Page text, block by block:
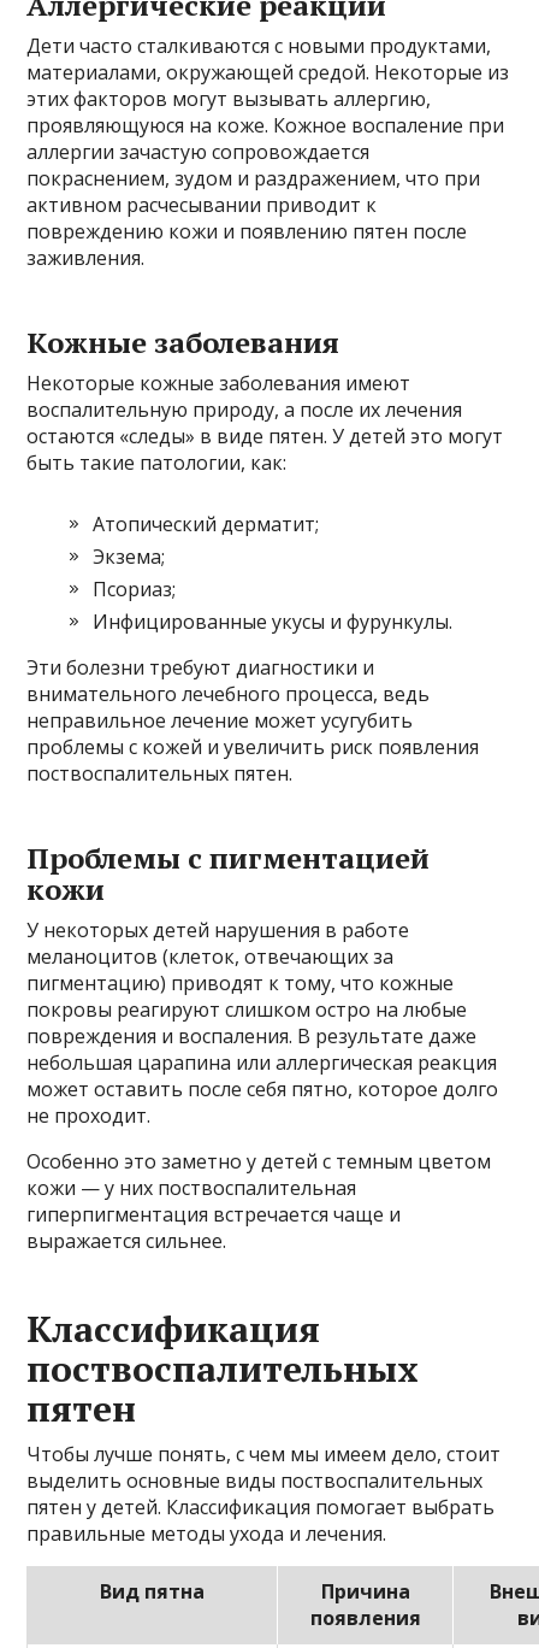
Дети часто сталкиваются с новыми продуктами,
материалами, окружающей средой. Некоторые из
этих факторов могут вызывать аллергию,
проявляющуюся на коже. Кожное воспаление при
аллергии зачастую сопровождается
покраснением, зудом и раздражением, что при
активном расчесывании приводит к
повреждению кожи и появлению пятен после
заживления.
Кожные заболевания
Некоторые кожные заболевания имеют
воспалительную природу, а после их лечения
остаются «следы» в виде пятен. У детей это могут
быть такие патологии, как:
Атопический дерматит;
Экзема;
Псориаз;
Инфицированные укусы и фурункулы.
Эти болезни требуют диагностики и
внимательного лечебного процесса, ведь
неправильное лечение может усугубить
проблемы с кожей и увеличить риск появления
поствоспалительных пятен.
Проблемы с пигментацией
кожи
У некоторых детей нарушения в работе
меланоцитов (клеток, отвечающих за
пигментацию) приводят к тому, что кожные
покровы реагируют слишком остро на любые
повреждения и воспаления. В результате даже
небольшая царапина или аллергическая реакция
может оставить после себя пятно, которое долго
не проходит.
Особенно это заметно у детей с темным цветом
кожи — у них поствоспалительная
гиперпигментация встречается чаще и
выражается сильнее.
Классификация
поствоспалительных
пятен
Чтобы лучше понять, с чем мы имеем дело, стоит
выделить основные виды поствоспалительных
пятен у детей. Классификация помогает выбрать
правильные методы ухода и лечения.
Вид пятна
Причина
появления